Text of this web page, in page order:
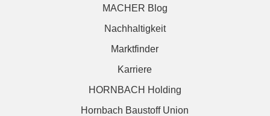
MACHER Blog
Nachhaltigkeit
Marktfinder
Karriere
HORNBACH Holding
Hornbach Baustoff Union